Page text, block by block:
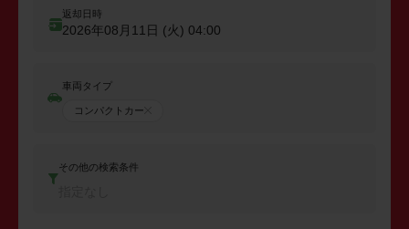
返却日時
2026年08月11日 (火) 04:00
車両タイプ
コンパクトカー
その他の検索条件